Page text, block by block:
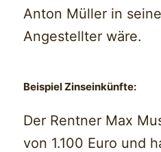
Anton Müller in
Angestellter wäre.
Beispiel Zinseinkünfte:
Der Rentner Max
von 1.100 Euro und